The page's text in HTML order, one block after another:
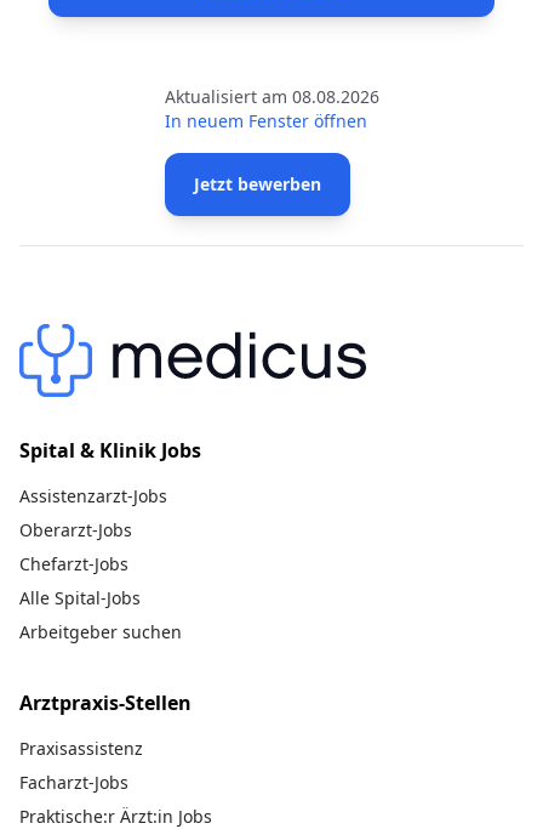
Aktualisiert am 08.08.2026
In neuem Fenster öffnen
Jetzt bewerben
Spital & Klinik Jobs
Assistenzarzt-Jobs
Oberarzt-Jobs
Chefarzt-Jobs
Alle Spital-Jobs
Arbeitgeber suchen
Arztpraxis-Stellen
Praxisassistenz
Facharzt-Jobs
Praktische:r Ärzt:in Jobs